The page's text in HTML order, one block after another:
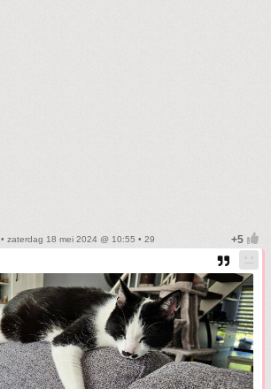
• zaterdag 18 mei 2024 @ 10:55 • 29